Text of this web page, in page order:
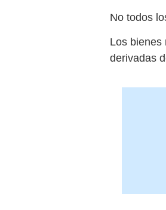
No todos
Los bienes
derivadas